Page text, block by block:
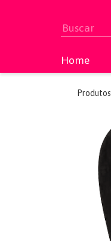
Home
Produtos